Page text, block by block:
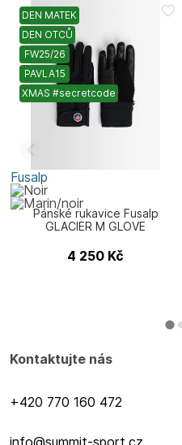
DEN MATEK
DEN OTCŮ
FW25/26
PAVLA15
XMAS #secretcode
Fusalp
Pánské rukavice Fusalp
GLACIER M GLOVE
4 250 Kč
Kontaktujte nás
+420 770 160 472